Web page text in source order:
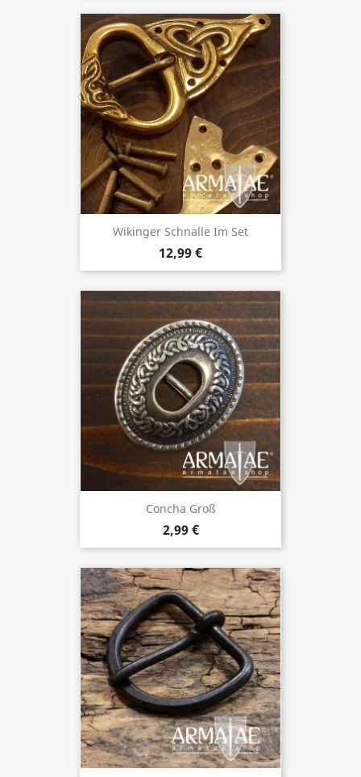
Wikinger Schnalle Im Set
12,99 €
Concha Groß
2,99 €